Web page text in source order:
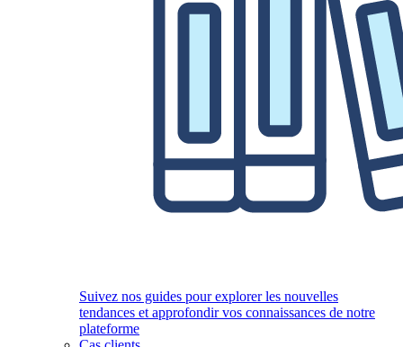
Suivez nos guides pour explorer les nouvelles
tendances et approfondir vos connaissances de notre
plateforme